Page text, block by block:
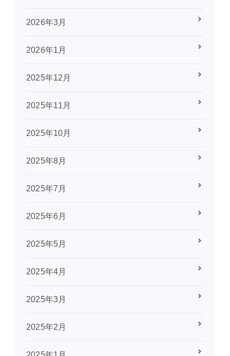
2026年3月
2026年1月
2025年12月
2025年11月
2025年10月
2025年8月
2025年7月
2025年6月
2025年5月
2025年4月
2025年3月
2025年2月